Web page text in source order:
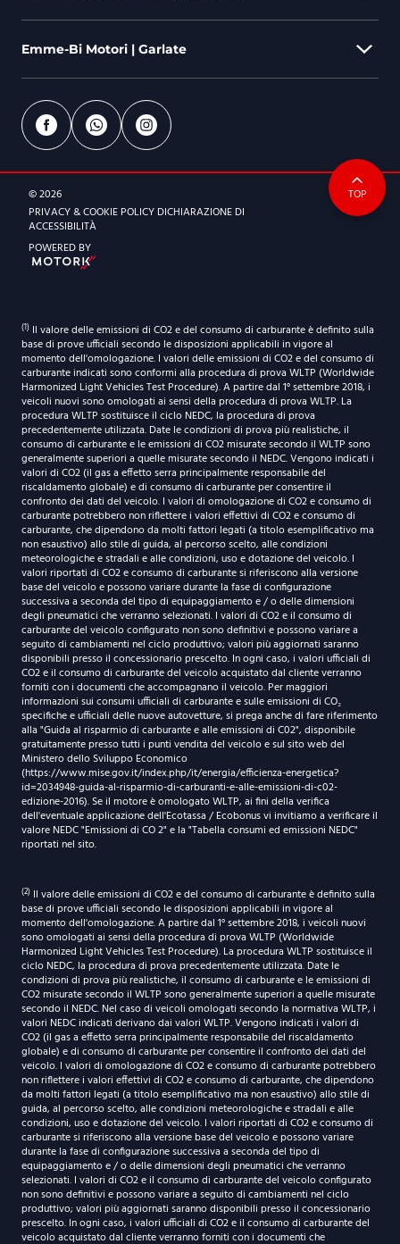
Via Berlinguer, 44 - 20872 Cornate D'Adda (MB)
039 9630840
emmebi@emmebimotori.com
Dal lunedì al venerdì
9:00-12:30 | 14.30-19:00
Sabato
Emme-Bi Motori | Garlate
Via Parini, 578 - 23852 Garlate (LC)
emmebi@emmebimotori.com
ORARI DI APERTURA
Dal lunedì al venerdì
9:30-12:30 | 14.30-18:30
© 2026
PRIVACY & COOKIE POLICY DICHIARAZIONE DI
ACCESSIBILITÀ
POWERED BY
TOP
(1) Il valore delle emissioni di CO2 e del consumo di carburante è definito sulla
base di prove ufficiali secondo le disposizioni applicabili in vigore al
momento dell'omologazione. I valori delle emissioni di CO2 e del consumo di
carburante indicati sono conformi alla procedura di prova WLTP (Worldwide
Harmonized Light Vehicles Test Procedure). A partire dal 1° settembre 2018, i
veicoli nuovi sono omologati ai sensi della procedura di prova WLTP. La
procedura WLTP sostituisce il ciclo NEDC, la procedura di prova
precedentemente utilizzata. Date le condizioni di prova più realistiche, il
consumo di carburante e le emissioni di CO2 misurate secondo il WLTP sono
generalmente superiori a quelle misurate secondo il NEDC. Vengono indicati i
valori di CO2 (il gas a effetto serra principalmente responsabile del
riscaldamento globale) e di consumo di carburante per consentire il
confronto dei dati del veicolo. I valori di omologazione di CO2 e consumo di
carburante potrebbero non riflettere i valori effettivi di CO2 e consumo di
carburante, che dipendono da molti fattori legati (a titolo esemplificativo ma
non esaustivo) allo stile di guida, al percorso scelto, alle condizioni
meteorologiche e stradali e alle condizioni, uso e dotazione del veicolo. I
valori riportati di CO2 e consumo di carburante si riferiscono alla versione
base del veicolo e possono variare durante la fase di configurazione
successiva a seconda del tipo di equipaggiamento e / o delle dimensioni
degli pneumatici che verranno selezionati. I valori di CO2 e il consumo di
carburante del veicolo configurato non sono definitivi e possono variare a
seguito di cambiamenti nel ciclo produttivo; valori più aggiornati saranno
disponibili presso il concessionario prescelto. In ogni caso, i valori ufficiali di
CO2 e il consumo di carburante del veicolo acquistato dal cliente verranno
forniti con i documenti che accompagnano il veicolo. Per maggiori
informazioni sui consumi ufficiali di carburante e sulle emissioni di CO₂
specifiche e ufficiali delle nuove autovetture, si prega anche di fare riferimento
alla "Guida al risparmio di carburante e alle emissioni di C02", disponibile
gratuitamente presso tutti i punti vendita del veicolo e sul sito web del
Ministero dello Sviluppo Economico
(https://www.mise.gov.it/index.php/it/energia/efficienza-energetica?
id=2034948-guida-al-risparmio-di-carburanti-e-alle-emissioni-di-c02-
edizione-2016). Se il motore è omologato WLTP, ai fini della verifica
dell'eventuale applicazione dell'Ecotassa / Ecobonus vi invitiamo a verificare il
valore NEDC "Emissioni di CO 2" e la "Tabella consumi ed emissioni NEDC"
riportati nel sito.
(2) Il valore delle emissioni di CO2 e del consumo di carburante è definito sulla
base di prove ufficiali secondo le disposizioni applicabili in vigore al
momento dell'omologazione. A partire dal 1° settembre 2018, i veicoli nuovi
sono omologati ai sensi della procedura di prova WLTP (Worldwide
Harmonized Light Vehicles Test Procedure). La procedura WLTP sostituisce il
ciclo NEDC, la procedura di prova precedentemente utilizzata. Date le
condizioni di prova più realistiche, il consumo di carburante e le emissioni di
CO2 misurate secondo il WLTP sono generalmente superiori a quelle misurate
secondo il NEDC. Nel caso di veicoli omologati secondo la normativa WLTP, i
valori NEDC indicati derivano dai valori WLTP. Vengono indicati i valori di
CO2 (il gas a effetto serra principalmente responsabile del riscaldamento
globale) e di consumo di carburante per consentire il confronto dei dati del
veicolo. I valori di omologazione di CO2 e consumo di carburante potrebbero
non riflettere i valori effettivi di CO2 e consumo di carburante, che dipendono
da molti fattori legati (a titolo esemplificativo ma non esaustivo) allo stile di
guida, al percorso scelto, alle condizioni meteorologiche e stradali e alle
condizioni, uso e dotazione del veicolo. I valori riportati di CO2 e consumo di
carburante si riferiscono alla versione base del veicolo e possono variare
durante la fase di configurazione successiva a seconda del tipo di
equipaggiamento e / o delle dimensioni degli pneumatici che verranno
selezionati. I valori di CO2 e il consumo di carburante del veicolo configurato
non sono definitivi e possono variare a seguito di cambiamenti nel ciclo
produttivo; valori più aggiornati saranno disponibili presso il concessionario
prescelto. In ogni caso, i valori ufficiali di CO2 e il consumo di carburante del
veicolo acquistato dal cliente verranno forniti con i documenti che